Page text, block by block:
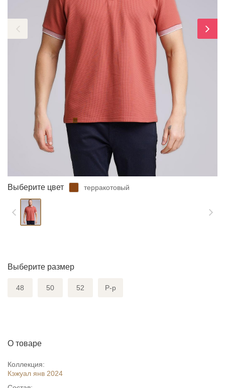
Выберите цвет терракотовый
Выберите размер
48 50 52 Р-р
О товаре
Коллекция:
Кэжуал янв 2024